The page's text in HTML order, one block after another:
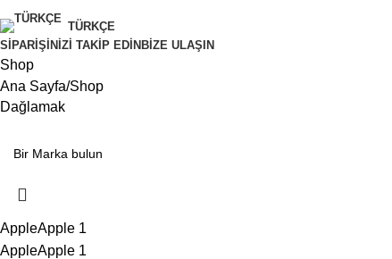
TÜRKÇE
SIPARIŞINIZI TAKIP EDIN BIZE ULAŞIN
Shop
Ana Sayfa Shop
Dağlamak
AppleApple 1
AppleApple 1